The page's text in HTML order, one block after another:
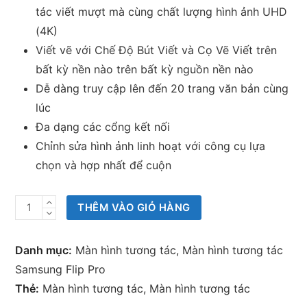
tác viết mượt mà cùng chất lượng hình ảnh UHD
(4K)
Viết vẽ với Chế Độ Bút Viết và Cọ Vẽ Viết trên
bất kỳ nền nào trên bất kỳ nguồn nền nào
Dễ dàng truy cập lên đến 20 trang văn bản cùng
lúc
Đa dạng các cổng kết nối
Chỉnh sửa hình ảnh linh hoạt với công cụ lựa
chọn và hợp nhất để cuộn
Màn
hình
Samsung
THÊM VÀO GIỎ HÀNG
Danh mục: Màn hình tương tác, Màn hình tương tác
Samsung Flip Pro
Thẻ: Màn hình tương tác, Màn hình tương tác